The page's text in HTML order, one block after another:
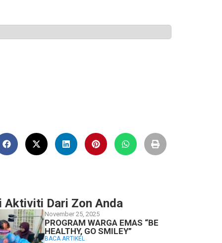
Aktiviti Dari Zon Anda
November 25, 2025
PROGRAM WARGA EMAS “BE
HEALTHY, GO SMILEY”
BACA ARTIKEL